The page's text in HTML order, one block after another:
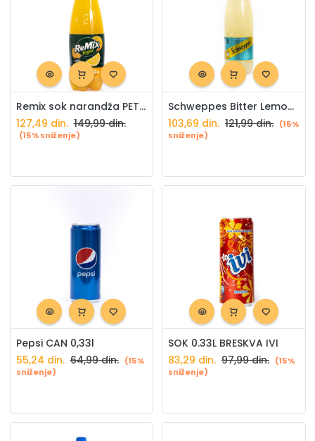
Remix sok narandža PET 1,5l Knjaz Miloš
127,49 din. 149,99din.
(15% sniženje)
Schweppes Bitter Lemon PET 0,5L
103,69 din. 121,99din. (15%
sniženje)
Pepsi CAN 0,33l
55,24 din. 64,99din. (15%
sniženje)
SOK 0.33L BRESKVA IVI
83,29 din. 97,99din. (15%
sniženje)